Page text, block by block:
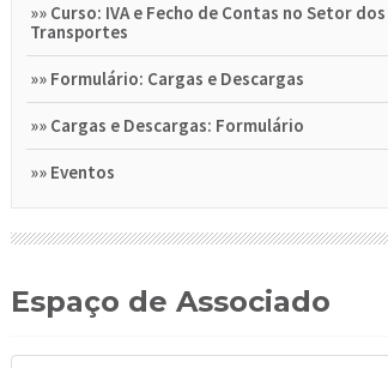
»» Curso: IVA e Fecho de Contas no Setor dos
Transportes
»» Formulário: Cargas e Descargas
»» Cargas e Descargas: Formulário
»» Eventos
Espaço de Associado